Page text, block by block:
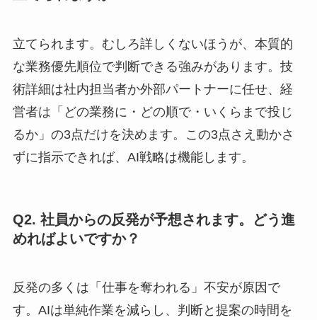
立てられます。むしろ詳しくないほうが、本質的
な業務優先順位で判断できる強みがあります。技
術詳細は社内担当者か外部パートナーに任せ、経
営者は「どの業務に・どの順で・いくらまで投じ
るか」の3点だけを決めます。この3点さえ動かさ
ずに指示できれば、AI戦略は機能します。
Q2. 社員からの反発が予想されます。どう進
めればよいですか？
反発の多くは「仕事を奪われる」不安が原因で
す。AIは単純作業を減らし、判断と提案の時間を